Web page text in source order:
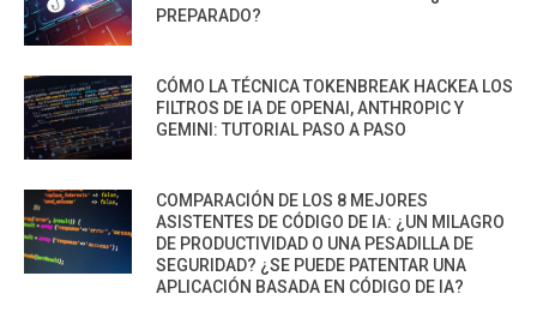
PREPARADO?
CÓMO LA TÉCNICA TOKENBREAK HACKEA LOS
FILTROS DE IA DE OPENAI, ANTHROPIC Y
GEMINI: TUTORIAL PASO A PASO
COMPARACIÓN DE LOS 8 MEJORES
ASISTENTES DE CÓDIGO DE IA: ¿UN MILAGRO
DE PRODUCTIVIDAD O UNA PESADILLA DE
SEGURIDAD? ¿SE PUEDE PATENTAR UNA
APLICACIÓN BASADA EN CÓDIGO DE IA?